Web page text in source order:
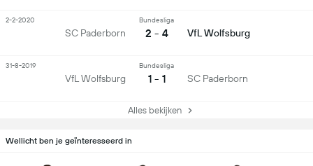
SC Paderborn
Bundesliga
2 - 4 VfL Wolfsburg
2-2-2020
VfL Wolfsburg
Bundesliga
1 - 1 SC Paderborn
31-8-2019
Alles bekijken
Wellicht ben je geïnteresseerd in